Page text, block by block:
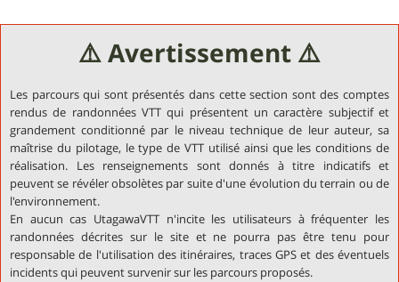
⚠️ Avertissement ⚠️
Les parcours qui sont présentés dans cette section sont des comptes
rendus de randonnées VTT qui présentent un caractère subjectif et
grandement conditionné par le niveau technique de leur auteur, sa
maîtrise du pilotage, le type de VTT utilisé ainsi que les conditions de
réalisation. Les renseignements sont donnés à titre indicatifs et
peuvent se révéler obsolètes par suite d'une évolution du terrain ou de
l'environnement.
En aucun cas UtagawaVTT n'incite les utilisateurs à fréquenter les
randonnées décrites sur le site et ne pourra pas être tenu pour
responsable de l'utilisation des itinéraires, traces GPS et des éventuels
incidents qui peuvent survenir sur les parcours proposés.